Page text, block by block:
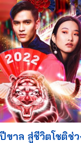
ขาล สู่ชีวิตโชติช่